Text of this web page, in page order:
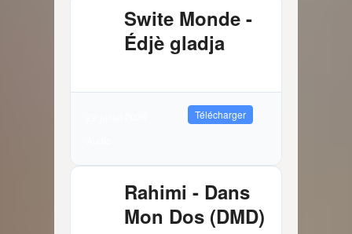
Swite Monde -
Édjè gladja
Télécharger
Rahimi - Dans
Mon Dos (DMD)